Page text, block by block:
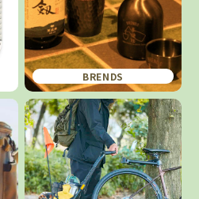
BRENDS